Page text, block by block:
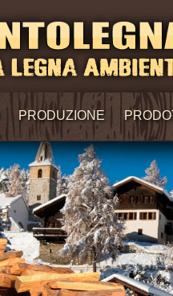
PRODUZIONE